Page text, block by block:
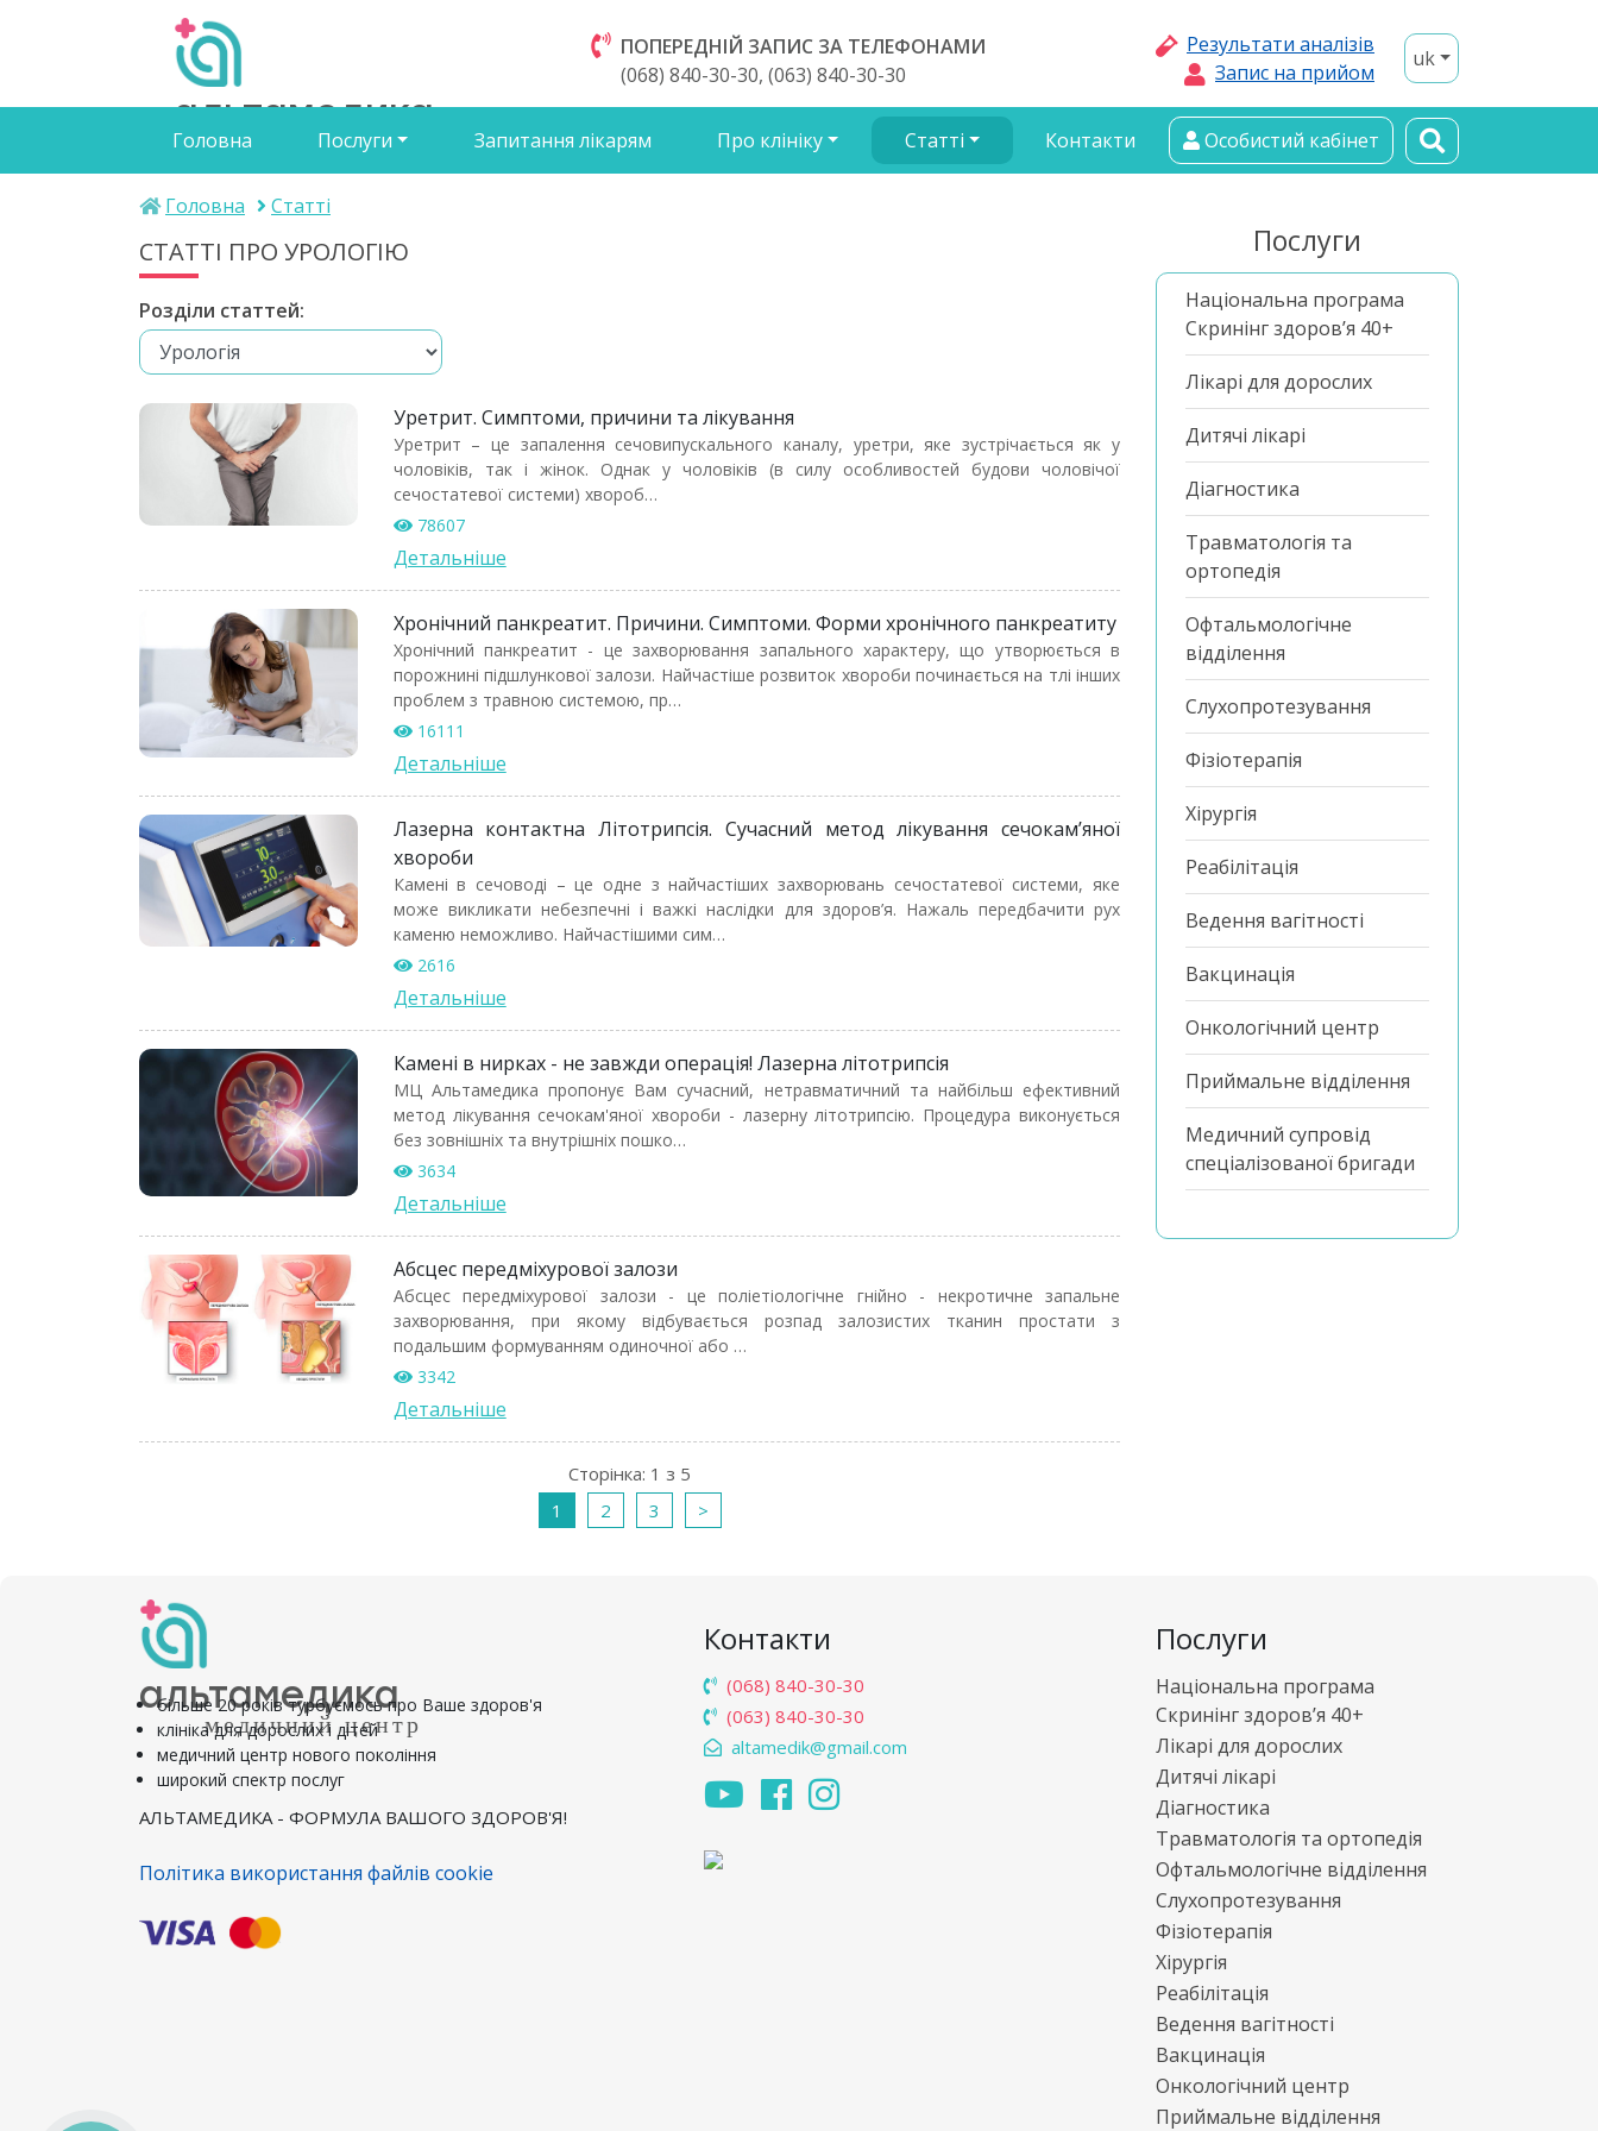
альтамедика
медичний центр
ПОПЕРЕДНІЙ ЗАПИС ЗА ТЕЛЕФОНАМИ
(068) 840-30-30, (063) 840-30-30
Результати аналізів
Запис на прийом
uk
Головна Послуги Запитання лікарям Про клініку Статті Контакти Особистий кабінет
Головна Статті
СТАТТІ ПРО УРОЛОГІЮ
Розділи статтей:
Уретрит. Симптоми, причини та лікування
Уретрит – це запалення сечовипускального каналу, уретри, яке зустрічається як у
чоловіків, так і жінок. Однак у чоловіків (в силу особливостей будови чоловічої
сечостатевої системи) хвороб…
78607
Детальніше
Хронічний панкреатит. Причини. Симптоми. Форми хронічного панкреатиту
Хронічний панкреатит - це захворювання запального характеру, що утворюється в
порожнині підшлункової залози. Найчастіше розвиток хвороби починається на тлі інших
проблем з травною системою, пр…
16111
Детальніше
Лазерна контактна Літотрипсія. Сучасний метод лікування сечокам’яної
хвороби
Камені в сечоводі – це одне з найчастіших захворювань сечостатевої системи, яке
може викликати небезпечні і важкі наслідки для здоров’я. Нажаль передбачити рух
каменю неможливо. Найчастішими сим…
2616
Детальніше
Камені в нирках - не завжди операція! Лазерна літотрипсія
МЦ Альтамедика пропонує Вам сучасний, нетравматичний та найбільш ефективний
метод лікування сечокам'яної хвороби - лазерну літотрипсію. Процедура виконується
без зовнішніх та внутрішніх пошко…
3634
Детальніше
Абсцес передміхурової залози
Абсцес передміхурової залози - це поліетіологічне гнійно - некротичне запальне
захворювання, при якому відбувається розпад залозистих тканин простати з
подальшим формуванням одиночної або …
3342
Детальніше
Сторінка: 1 з 5
1
2 3 >
Послуги
Національна програма
Скринінг здоров’я 40+
Лікарі для дорослих
Дитячі лікарі
Діагностика
Травматологія та
ортопедія
Офтальмологічне
відділення
Слухопротезування
Фізіотерапія
Хірургія
Реабілітація
Ведення вагітності
Вакцинація
Онкологічний центр
Приймальне відділення
Медичний супровід
спеціалізованої бригади
альтамедика
медичний центр
більше 20 років турбуємось про Ваше здоров'я
клініка для дорослих і дітей
медичний центр нового покоління
широкий спектр послуг
АЛЬТАМЕДИКА - ФОРМУЛА ВАШОГО ЗДОРОВ'Я!
Політика використання файлів cookie
Контакти
(068) 840-30-30
(063) 840-30-30
altamedik@gmail.com
Послуги
Національна програма
Скринінг здоров’я 40+
Лікарі для дорослих
Дитячі лікарі
Діагностика
Травматологія та ортопедія
Офтальмологічне відділення
Слухопротезування
Фізіотерапія
Хірургія
Реабілітація
Ведення вагітності
Вакцинація
Онкологічний центр
Приймальне відділення